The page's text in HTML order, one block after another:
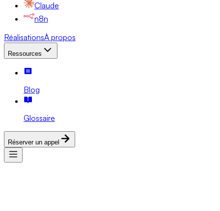
Claude
n8n
RéalisationsÀ propos
Ressources
Blog
Glossaire
Réserver un appel